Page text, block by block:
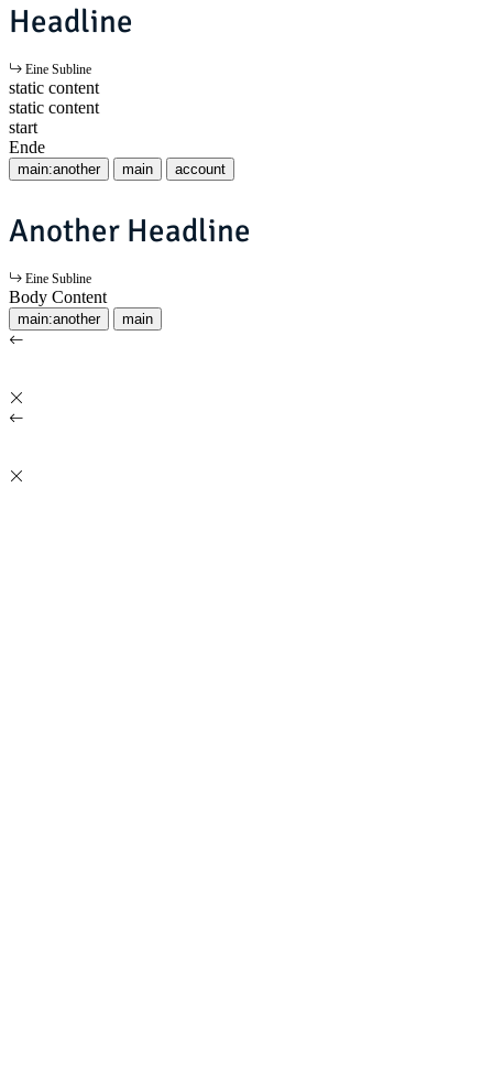
Headline
Eine Subline
static content
static content
start
Ende
main:another main account
Another Headline
Eine Subline
Body Content
main:another main